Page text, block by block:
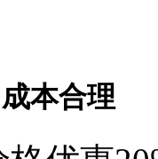
本合理